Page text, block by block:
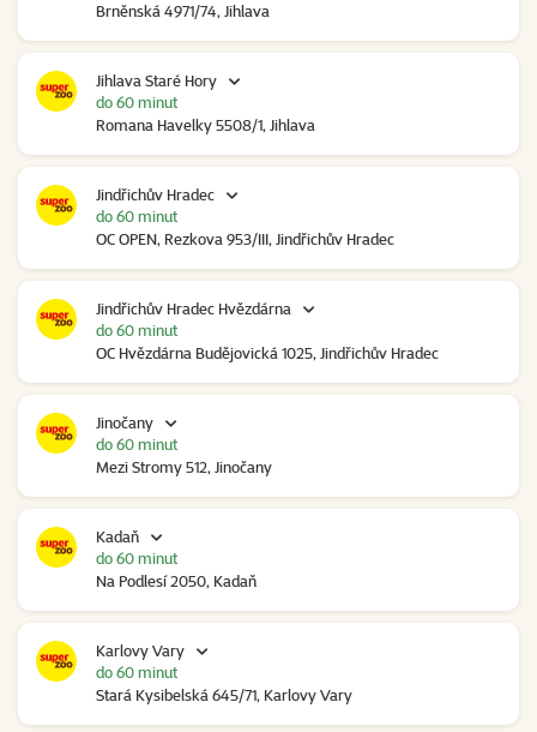
Brněnská 4971/74, Jihlava
Jihlava Staré Hory
Romana Havelky 5508/1, Jihlava
do 60 minut
Jindřichův Hradec
OC OPEN, Rezkova 953/III, Jindřichův Hradec
do 60 minut
Jindřichův Hradec Hvězdárna
OC Hvězdárna Budějovická 1025, Jindřichův Hradec
do 60 minut
Jinočany
Mezi Stromy 512, Jinočany
do 60 minut
Kadaň
Na Podlesí 2050, Kadaň
do 60 minut
Karlovy Vary
Stará Kysibelská 645/71, Karlovy Vary
do 60 minut